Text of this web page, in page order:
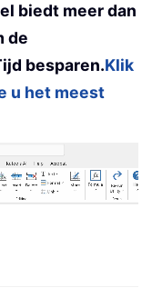
biedt meer dan
de
besparen.Klik
u het meest